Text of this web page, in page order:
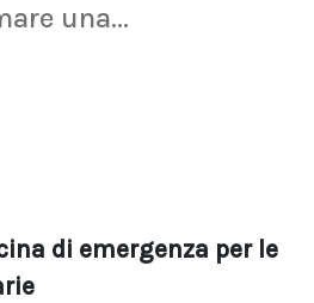
una...
di emergenza per le